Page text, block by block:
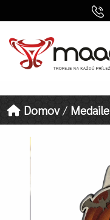
Domov/ Medaile